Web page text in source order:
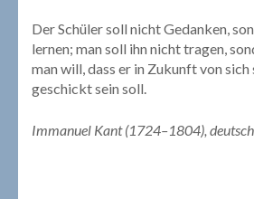
Der Schüler soll nicht Gedanken,
lernen; man soll ihn nicht tragen,
man will, dass er in Zukunft von sich
geschickt sein soll.
Immanuel Kant (1724–1804),